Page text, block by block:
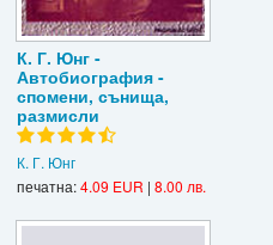
К. Г. Юнг -
Автобиография -
спомени, сънища,
размисли
К. Г. Юнг
печатна:4.09 EUR | 8.00 лв.